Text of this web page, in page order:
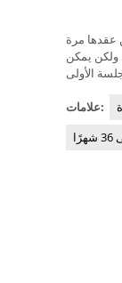
مرة
ولكن يمكن
علامات: